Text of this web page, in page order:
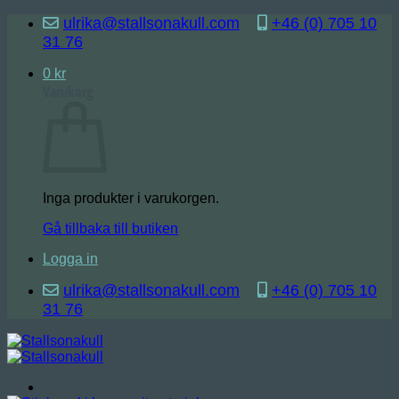
Skip
content
ulrika@stallsonakull.com
+46 (0) 705 10
31 76
0 kr
Inga produkter i varukorgen.
Gå tillbaka till butiken
Logga in
ulrika@stallsonakull.com
+46 (0) 705 10
31 76